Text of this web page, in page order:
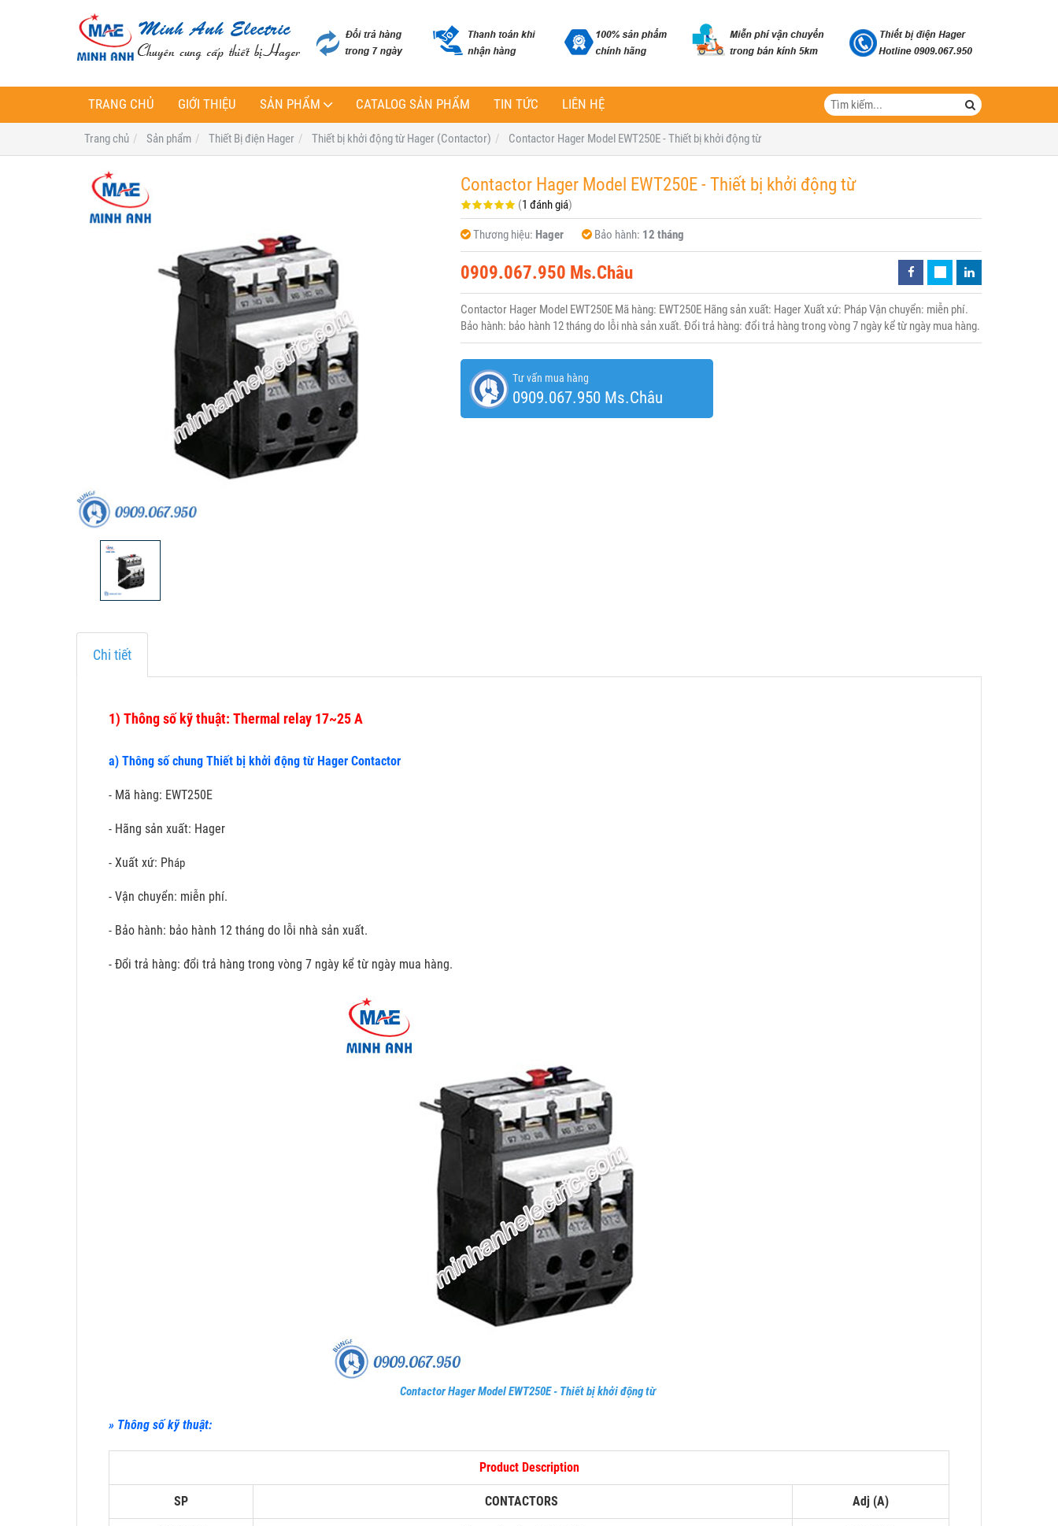
TRANG CHỦ GIỚI THIỆU SẢN PHẨM CATALOG SẢN PHẨM TIN TỨC LIÊN HỆ
Trang chủ Sản phẩm Thiết Bị điện Hager Thiết bị khởi động từ Hager (Contactor) Contactor Hager Model EWT250E - Thiết bị khởi động từ
Contactor Hager Model EWT250E - Thiết bị khởi động từ
(1 đánh giá)
Thương hiệu: Hager Bảo hành: 12 tháng
0909.067.950 Ms.Châu
Contactor Hager Model EWT250E Mã hàng: EWT250E Hãng sản xuất: Hager Xuất xứ: Pháp Vận chuyển: miễn phí.
Bảo hành: bảo hành 12 tháng do lỗi nhà sản xuất. Đổi trả hàng: đổi trả hàng trong vòng 7 ngày kể từ ngày mua hàng.
Tư vấn mua hàng
0909.067.950 Ms.Châu
Chi tiết
1) Thông số kỹ thuật: Thermal relay 17~25 A
a) Thông số chung Thiết bị khởi động từ Hager Contactor
- Mã hàng: EWT250E
- Hãng sản xuất: Hager
- Xuất xứ: Pháp
- Vận chuyển: miễn phí.
- Bảo hành: bảo hành 12 tháng do lỗi nhà sản xuất.
- Đổi trả hàng: đổi trả hàng trong vòng 7 ngày kể từ ngày mua hàng.
Contactor Hager Model EWT250E - Thiết bị khởi động từ
» Thông số kỹ thuật:
Product Description
SP CONTACTORS Adj (A)